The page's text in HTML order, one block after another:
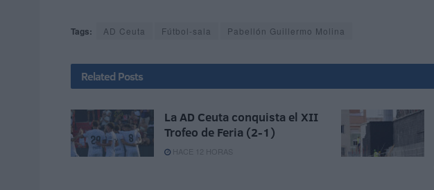
Tags: AD Ceuta Fútbol-sala Pabellón Guillermo Molina
Related Posts
La AD Ceuta conquista el XII
Trofeo de Feria (2-1)
HACE 12 HORAS